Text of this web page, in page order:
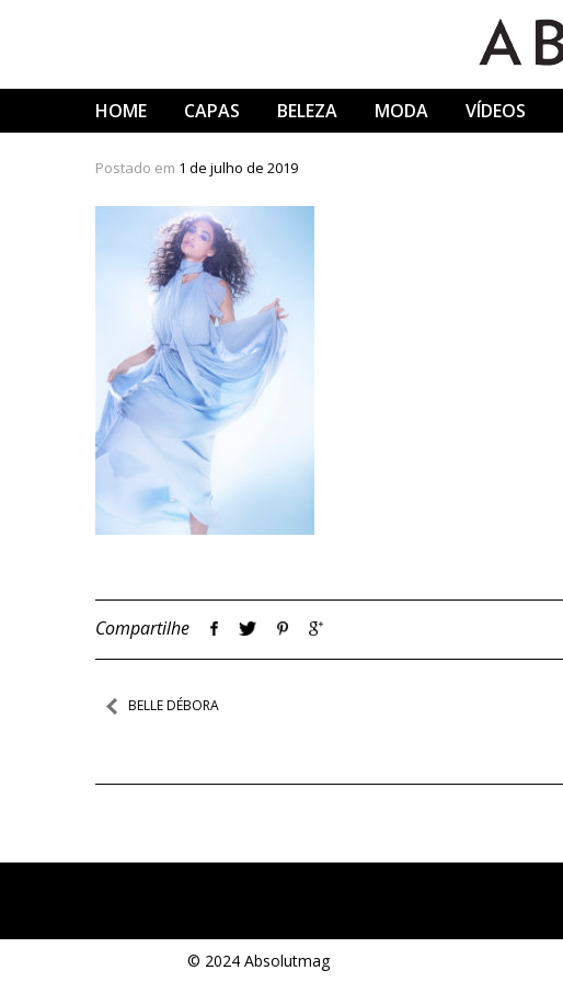
HOME CAPAS BELEZA MODA VÍDEOS
Postado em 1 de julho de 2019
Compartilhe
Navegação
Post
BELLE DÉBORA
© 2024 Absolutmag